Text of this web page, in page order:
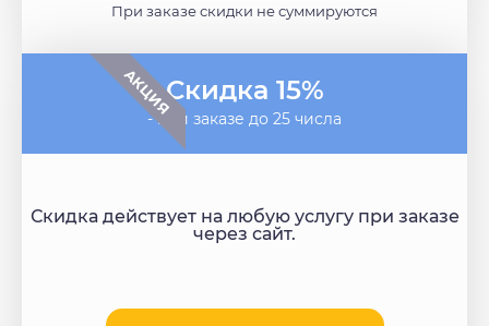
При заказе скидки не суммируются
АКЦИЯСкидка 15%
- при заказе до 25 числа
Скидка действует на любую услугу при заказе
через сайт.